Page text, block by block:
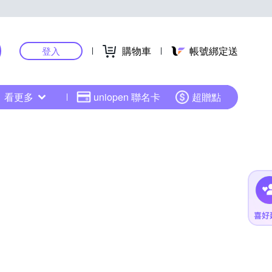
登入 購物車 帳號綁定送
看更多 uniopen 聯名卡 超贈點